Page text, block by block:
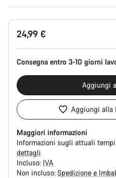
Configurazione
del24,99 €
Consegna entro 3-10 giorni
Aggiungi
Aggiungi alla
Maggiori informazioni
Informazioni sugli attuali
dettagli
Incluso: IVA
Non incluso: Spedizione e